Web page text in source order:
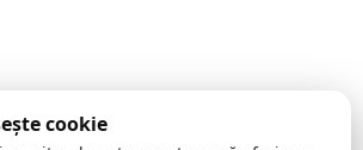
cookie